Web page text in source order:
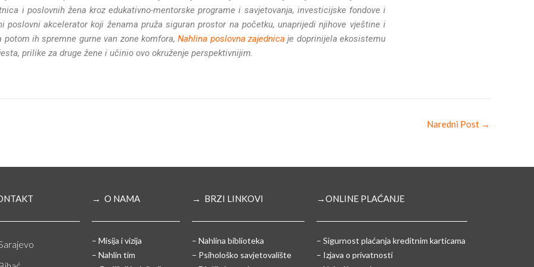
i poslovnih žena kroz edukativno-mentorske programe i savjetovanja, investicijske fondove i
poslovni akcelerator koji ženama pruža siguran prostor na početku, unaprijedi njihove vještine i
potom ih spremne gurne van zone komfora,Nahlina poslovna zajednica je doprinijela ekosistemu
prilike za druge žene i učinio ovo okruženje perspektivnijim.
Naredni Post →
→ O NAMA
– Misija i vizija
– Nahlin tim
→ BRZI LINKOVI
– Nahlina biblioteka
– Psihološko savjetovalište
→ONLINE PLAĆANJE
– Sigurnost plaćanja kreditnim karticama
– Izjava o privatnosti